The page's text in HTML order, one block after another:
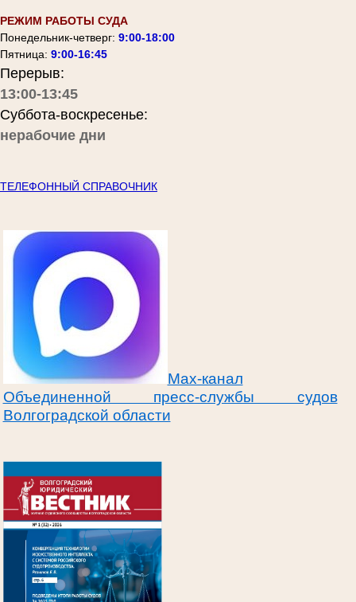
РЕЖИМ РАБОТЫ СУДА
Понедельник-четверг: 9:00-18:00
Пятница: 9:00-16:45
Перерыв:
13:00-13:45
Суббота-воскресенье:
нерабочие дни
ТЕЛЕФОННЫЙ СПРАВОЧНИК
Max-канал
Объединенной пресс-службы судов
Волгоградской области